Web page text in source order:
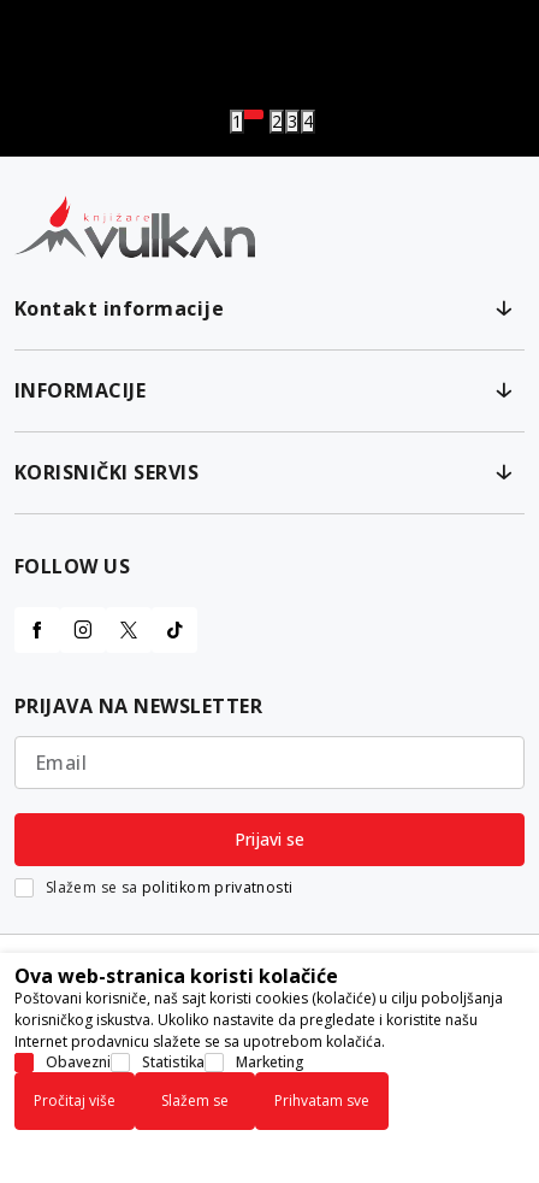
1 2 3 4
Kontakt informacije
INFORMACIJE
KORISNIČKI SERVIS
FOLLOW US
PRIJAVA NA NEWSLETTER
Email
Prijavi se
Slažem se sa politikom privatnosti
Nastojimo da budemo što precizniji u opisu proizvoda, prikazu slika i
samih cena, ali ne možemo garantovati da su sve informacije kompletne i
bez grešaka. Svi artikli prikazani na sajtu su deo naše ponude i ne
podrazumeva da su dostupni u svakom trenutku.
Ova web-stranica koristi kolačiće
Poštovani korisniče, naš sajt koristi cookies (kolačiće) u cilju poboljšanja
korisničkog iskustva. Ukoliko nastavite da pregledate i koristite našu
Internet prodavnicu slažete se sa upotrebom kolačića.
Obavezni
Statistika
Marketing
Pročitaj više
Slažem se Prihvatam sve